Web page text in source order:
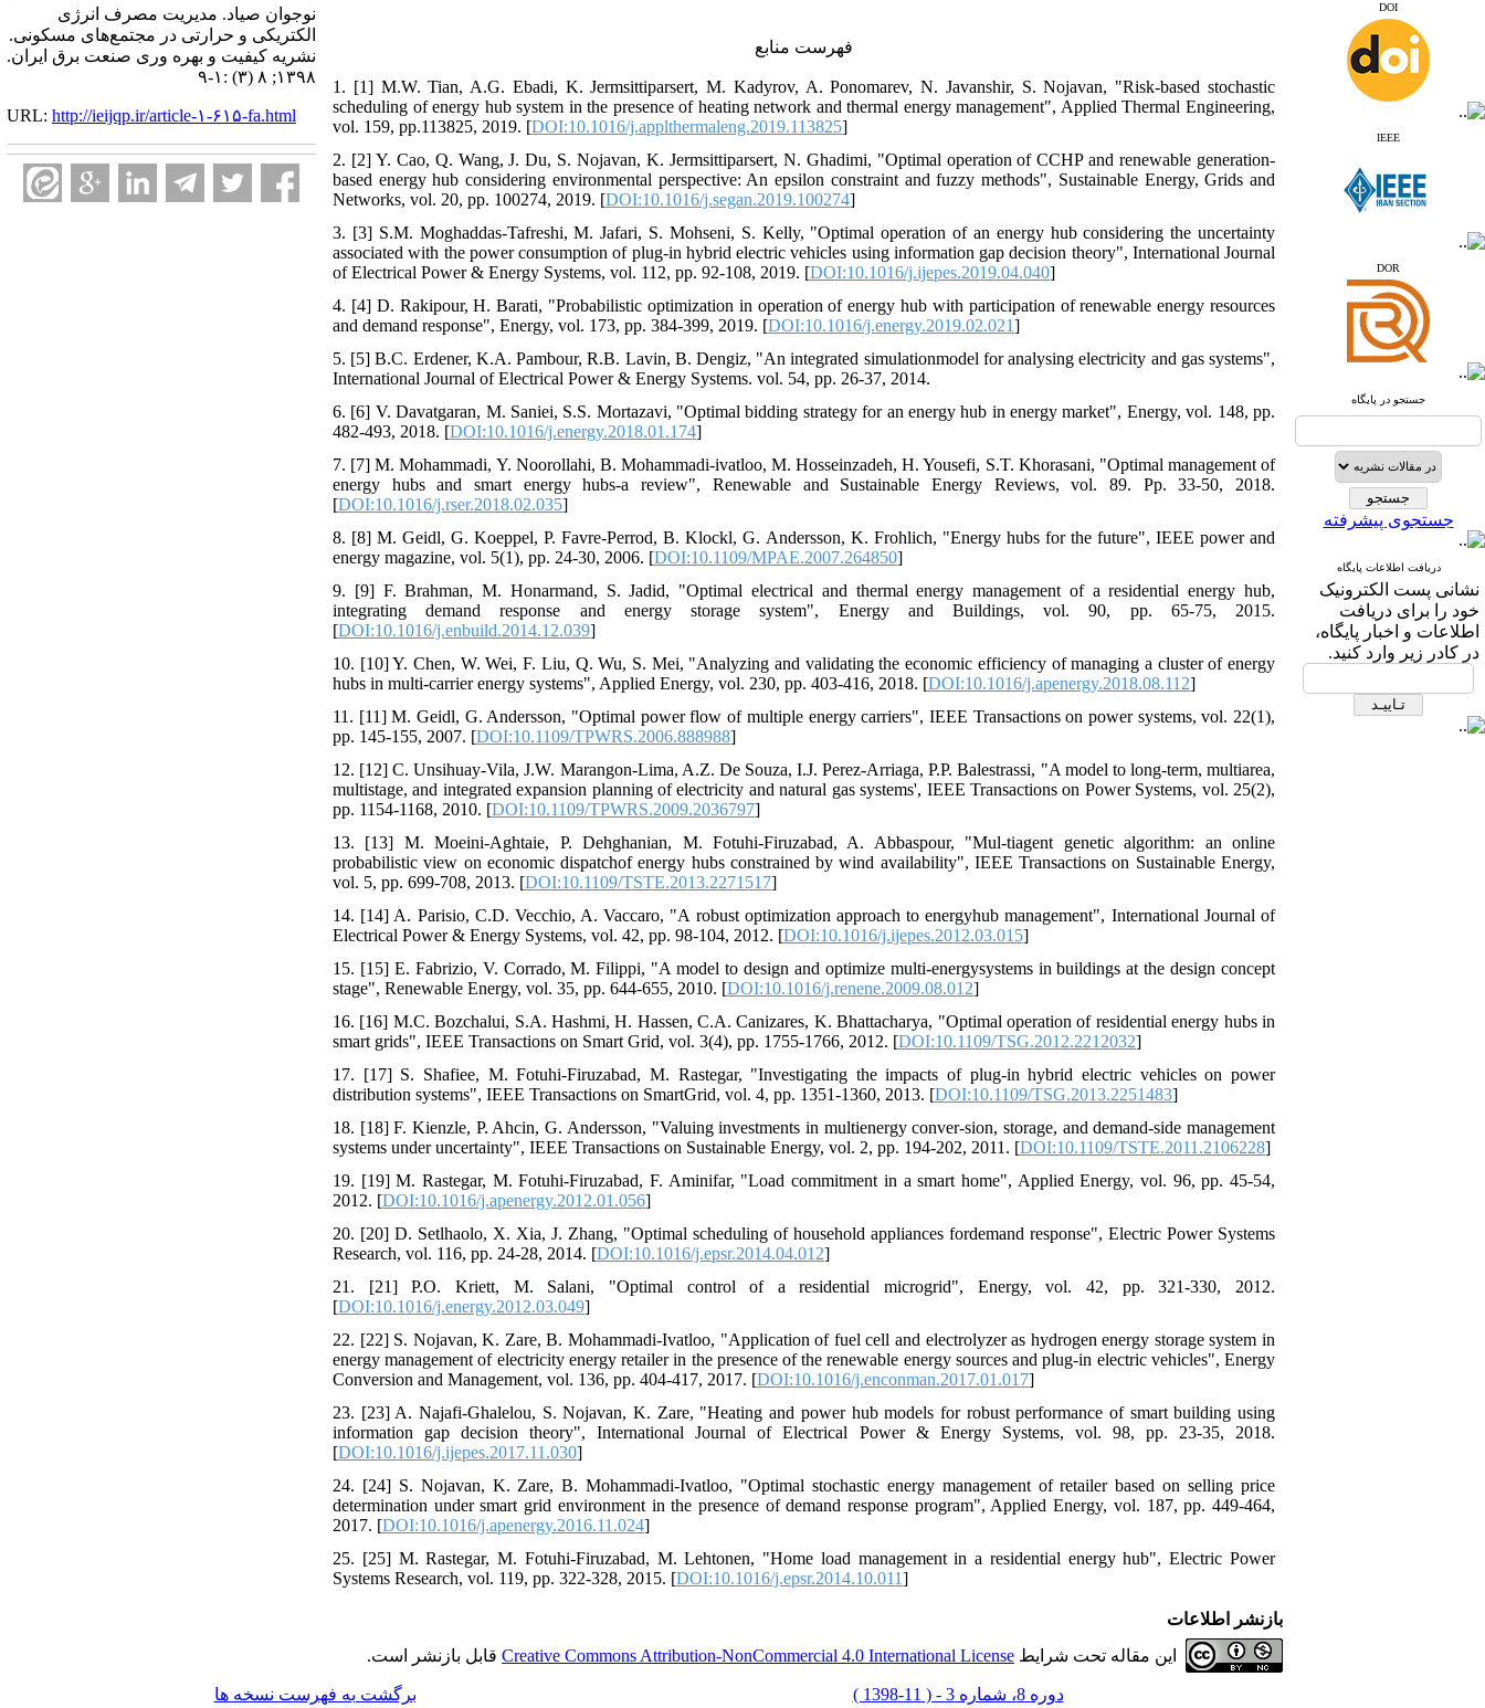
www.magiran.com
www.search.ricest.ac.ir
www.nqpc.ir
ResearchGate
Index Copernicus
www.journals.msrt.ir
www.magiran.com
www.search.ricest.ac.ir
www.nqpc.ir
google scholar
DOI
IEEE
DOR
جستجو در پایگاه
جستجوی پیشرفته
دریافت اطلاعات پایگاه
نشانی پست الکترونیک
خود را برای دریافت
اطلاعات و اخبار پایگاه،
در کادر زیر وارد کنید.
فهرست منابع
1. [1] M.W. Tian, A.G. Ebadi, K. Jermsittiparsert, M. Kadyrov, A. Ponomarev, N. Javanshir, S. Nojavan, "Risk-based stochastic
scheduling of energy hub system in the presence of heating network and thermal energy management", Applied Thermal Engineering,
vol. 159, pp.113825, 2019. [DOI:10.1016/j.applthermaleng.2019.113825]
2. [2] Y. Cao, Q. Wang, J. Du, S. Nojavan, K. Jermsittiparsert, N. Ghadimi, "Optimal operation of CCHP and renewable generation-
based energy hub considering environmental perspective: An epsilon constraint and fuzzy methods", Sustainable Energy, Grids and
Networks, vol. 20, pp. 100274, 2019. [DOI:10.1016/j.segan.2019.100274]
3. [3] S.M. Moghaddas-Tafreshi, M. Jafari, S. Mohseni, S. Kelly, "Optimal operation of an energy hub considering the uncertainty
associated with the power consumption of plug-in hybrid electric vehicles using information gap decision theory", International Journal
of Electrical Power & Energy Systems, vol. 112, pp. 92-108, 2019. [DOI:10.1016/j.ijepes.2019.04.040]
4. [4] D. Rakipour, H. Barati, "Probabilistic optimization in operation of energy hub with participation of renewable energy resources
and demand response", Energy, vol. 173, pp. 384-399, 2019. [DOI:10.1016/j.energy.2019.02.021]
5. [5] B.C. Erdener, K.A. Pambour, R.B. Lavin, B. Dengiz, "An integrated simulationmodel for analysing electricity and gas systems",
International Journal of Electrical Power & Energy Systems. vol. 54, pp. 26-37, 2014.
6. [6] V. Davatgaran, M. Saniei, S.S. Mortazavi, "Optimal bidding strategy for an energy hub in energy market", Energy, vol. 148, pp.
482-493, 2018. [DOI:10.1016/j.energy.2018.01.174]
7. [7] M. Mohammadi, Y. Noorollahi, B. Mohammadi-ivatloo, M. Hosseinzadeh, H. Yousefi, S.T. Khorasani, "Optimal management of
energy hubs and smart energy hubs-a review", Renewable and Sustainable Energy Reviews, vol. 89. Pp. 33-50, 2018.
[DOI:10.1016/j.rser.2018.02.035]
8. [8] M. Geidl, G. Koeppel, P. Favre-Perrod, B. Klockl, G. Andersson, K. Frohlich, "Energy hubs for the future", IEEE power and
energy magazine, vol. 5(1), pp. 24-30, 2006. [DOI:10.1109/MPAE.2007.264850]
9. [9] F. Brahman, M. Honarmand, S. Jadid, "Optimal electrical and thermal energy management of a residential energy hub,
integrating demand response and energy storage system", Energy and Buildings, vol. 90, pp. 65-75, 2015.
[DOI:10.1016/j.enbuild.2014.12.039]
10. [10] Y. Chen, W. Wei, F. Liu, Q. Wu, S. Mei, "Analyzing and validating the economic efficiency of managing a cluster of energy
hubs in multi-carrier energy systems", Applied Energy, vol. 230, pp. 403-416, 2018. [DOI:10.1016/j.apenergy.2018.08.112]
11. [11] M. Geidl, G. Andersson, "Optimal power flow of multiple energy carriers", IEEE Transactions on power systems, vol. 22(1),
pp. 145-155, 2007. [DOI:10.1109/TPWRS.2006.888988]
12. [12] C. Unsihuay-Vila, J.W. Marangon-Lima, A.Z. De Souza, I.J. Perez-Arriaga, P.P. Balestrassi, "A model to long-term, multiarea,
multistage, and integrated expansion planning of electricity and natural gas systems', IEEE Transactions on Power Systems, vol. 25(2),
pp. 1154-1168, 2010. [DOI:10.1109/TPWRS.2009.2036797]
13. [13] M. Moeini-Aghtaie, P. Dehghanian, M. Fotuhi-Firuzabad, A. Abbaspour, "Mul-tiagent genetic algorithm: an online
probabilistic view on economic dispatchof energy hubs constrained by wind availability", IEEE Transactions on Sustainable Energy,
vol. 5, pp. 699-708, 2013. [DOI:10.1109/TSTE.2013.2271517]
14. [14] A. Parisio, C.D. Vecchio, A. Vaccaro, "A robust optimization approach to energyhub management", International Journal of
Electrical Power & Energy Systems, vol. 42, pp. 98-104, 2012. [DOI:10.1016/j.ijepes.2012.03.015]
15. [15] E. Fabrizio, V. Corrado, M. Filippi, "A model to design and optimize multi-energysystems in buildings at the design concept
stage", Renewable Energy, vol. 35, pp. 644-655, 2010. [DOI:10.1016/j.renene.2009.08.012]
16. [16] M.C. Bozchalui, S.A. Hashmi, H. Hassen, C.A. Canizares, K. Bhattacharya, "Optimal operation of residential energy hubs in
smart grids", IEEE Transactions on Smart Grid, vol. 3(4), pp. 1755-1766, 2012. [DOI:10.1109/TSG.2012.2212032]
17. [17] S. Shafiee, M. Fotuhi-Firuzabad, M. Rastegar, "Investigating the impacts of plug-in hybrid electric vehicles on power
distribution systems", IEEE Transactions on SmartGrid, vol. 4, pp. 1351-1360, 2013. [DOI:10.1109/TSG.2013.2251483]
18. [18] F. Kienzle, P. Ahcin, G. Andersson, "Valuing investments in multienergy conver-sion, storage, and demand-side management
systems under uncertainty", IEEE Transactions on Sustainable Energy, vol. 2, pp. 194-202, 2011. [DOI:10.1109/TSTE.2011.2106228]
19. [19] M. Rastegar, M. Fotuhi-Firuzabad, F. Aminifar, "Load commitment in a smart home", Applied Energy, vol. 96, pp. 45-54,
2012. [DOI:10.1016/j.apenergy.2012.01.056]
20. [20] D. Setlhaolo, X. Xia, J. Zhang, "Optimal scheduling of household appliances fordemand response", Electric Power Systems
Research, vol. 116, pp. 24-28, 2014. [DOI:10.1016/j.epsr.2014.04.012]
21. [21] P.O. Kriett, M. Salani, "Optimal control of a residential microgrid", Energy, vol. 42, pp. 321-330, 2012.
[DOI:10.1016/j.energy.2012.03.049]
22. [22] S. Nojavan, K. Zare, B. Mohammadi-Ivatloo, "Application of fuel cell and electrolyzer as hydrogen energy storage system in
energy management of electricity energy retailer in the presence of the renewable energy sources and plug-in electric vehicles", Energy
Conversion and Management, vol. 136, pp. 404-417, 2017. [DOI:10.1016/j.enconman.2017.01.017]
23. [23] A. Najafi-Ghalelou, S. Nojavan, K. Zare, "Heating and power hub models for robust performance of smart building using
information gap decision theory", International Journal of Electrical Power & Energy Systems, vol. 98, pp. 23-35, 2018.
[DOI:10.1016/j.ijepes.2017.11.030]
24. [24] S. Nojavan, K. Zare, B. Mohammadi-Ivatloo, "Optimal stochastic energy management of retailer based on selling price
determination under smart grid environment in the presence of demand response program", Applied Energy, vol. 187, pp. 449-464,
2017. [DOI:10.1016/j.apenergy.2016.11.024]
25. [25] M. Rastegar, M. Fotuhi-Firuzabad, M. Lehtonen, "Home load management in a residential energy hub", Electric Power
Systems Research, vol. 119, pp. 322-328, 2015. [DOI:10.1016/j.epsr.2014.10.011]
نوجوان صیاد. مدیریت مصرف انرژی
الکتریکی و حرارتی در مجتمع‌های مسکونی.
نشریه کیفیت و بهره وری صنعت برق ایران.
۱۳۹۸; ۸ (۳) :۱-۹
URL: http://ieijqp.ir/article-۱-۶۱۵-fa.html
بازنشر اطلاعات
این مقاله تحت شرایط Creative Commons Attribution-NonCommercial 4.0 International License قابل بازنشر است.
دوره 8، شماره 3 - ( 11-1398 ) برگشت به فهرست نسخه ها